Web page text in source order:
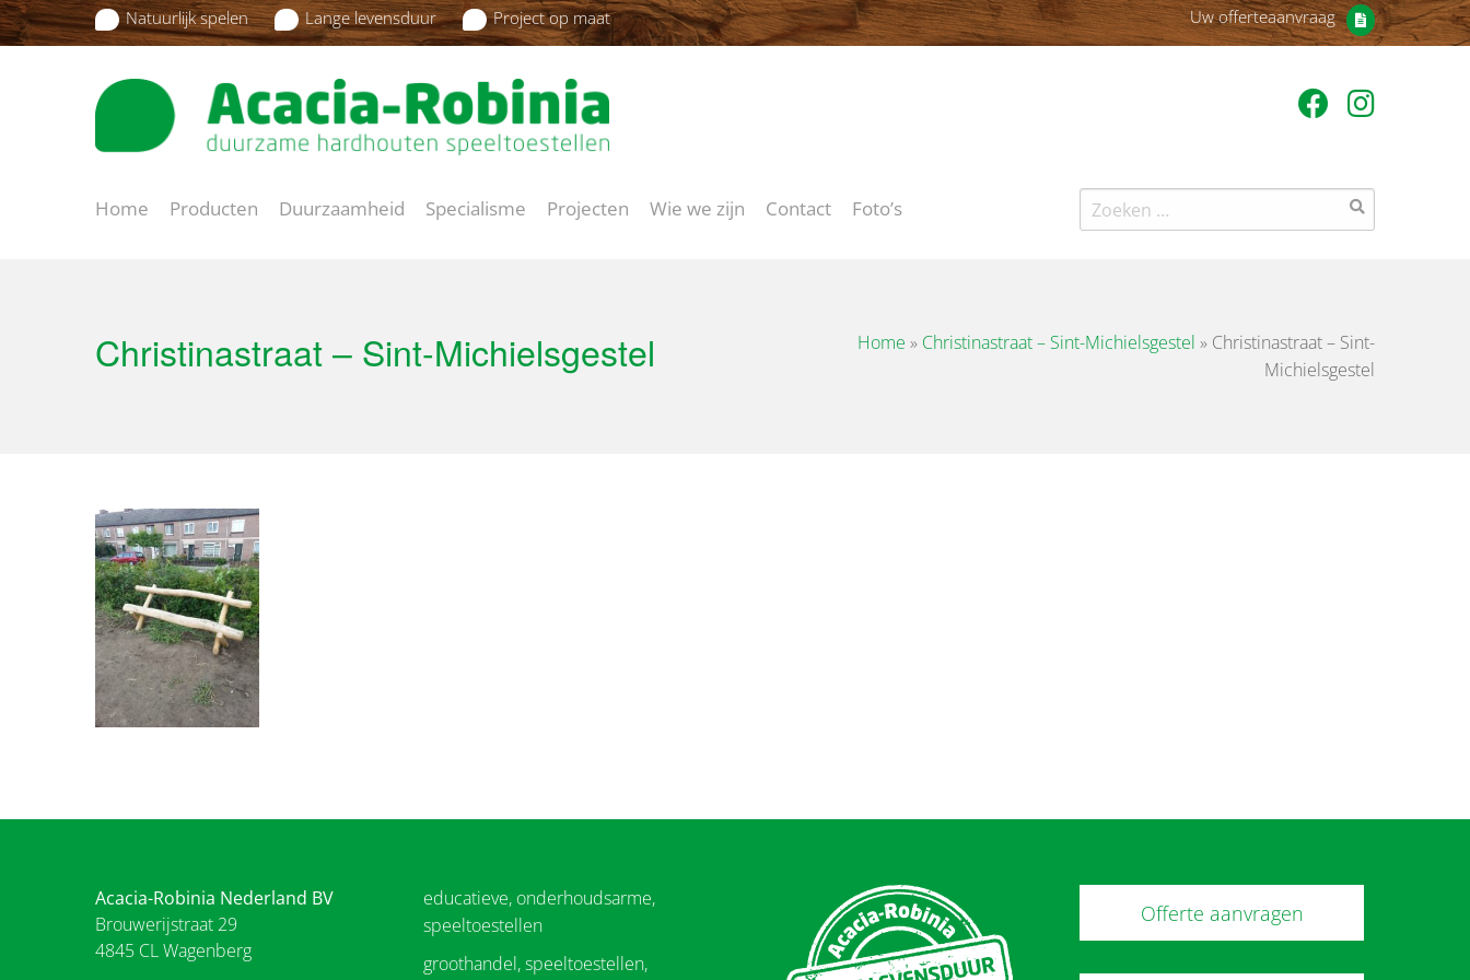
Natuurlijk spelen Lange levensduur Project op maat Uw offerteaanvraag
Home Producten Duurzaamheid Specialisme Projecten Wie we zijn Contact Foto’s
Zoeken
naar:
Christinastraat – Sint-Michielsgestel Home » Christinastraat – Sint-Michielsgestel » Christinastraat – Sint-
Michielsgestel
Acacia-Robinia Nederland BV
Brouwerijstraat 29
4845 CL Wagenberg
educatieve, onderhoudsarme,
speeltoestellen
groothandel, speeltoestellen,
Offerte aanvragen